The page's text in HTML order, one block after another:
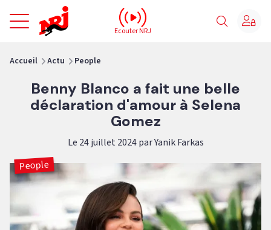
NRJ - Accueil
Ecouter NRJ
Accueil Actu People
Benny Blanco a fait une belle
déclaration d'amour à Selena
Gomez
Le 24 juillet 2024 par Yanik Farkas
People